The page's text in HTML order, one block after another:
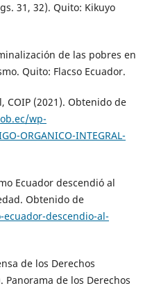
31, 32). Quito: Kikuyo
de las pobres en
Quito: Flacso Ecuador.
COIP (2021). Obtenido de
wp-
ORGANICO-INTEGRAL-
Ecuador descendió al
Obtenido de
descendio-al-
de los Derechos
Panorama de los Derechos